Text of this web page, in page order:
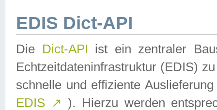
EDIS Dict-API
Die Dict-API ist ein zentraler
Echtzeitdateninfrastruktur (EDIS)
schnelle und effiziente
EDIS ↗ ). Hierzu werden